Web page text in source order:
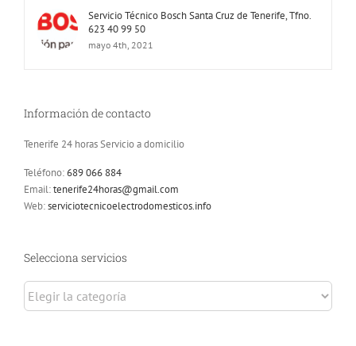
Servicio Técnico Bosch Santa Cruz de Tenerife, Tfno.
623 40 99 50
mayo 4th, 2021
Información de contacto
Tenerife 24 horas Servicio a domicilio
Teléfono:689 066 884
Email:tenerife24horas@gmail.com
Web:serviciotecnicoelectrodomesticos.info
Selecciona servicios
Selecciona
servicios